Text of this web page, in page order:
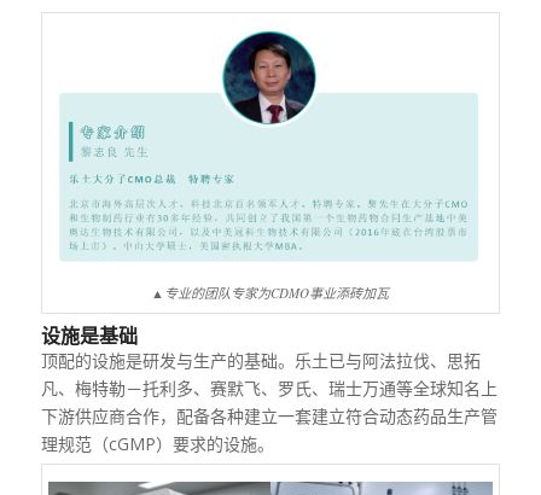
▲专业的团队专家为CDMO事业添砖加瓦
设施是基础
顶配的设施是研发与生产的基础。乐土已与阿法拉伐、思拓
凡、梅特勒－托利多、赛默飞、罗氏、瑞士万通等全球知名上
下游供应商合作，配备各种建立一套建立符合动态药品生产管
理规范（cGMP）要求的设施。